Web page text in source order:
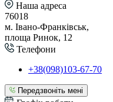
Наша адреса
76018
м. Івано-Франківськ,
площа Ринок, 12
Телефони
+38(098)103-67-70
Передзвоніть мені